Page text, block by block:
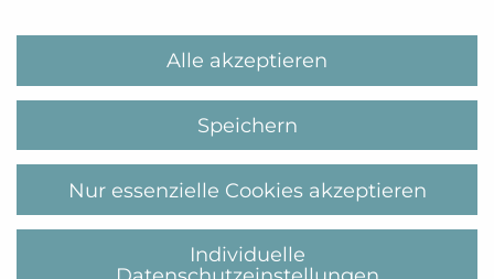
Über uns
MyiLands ist Ihre Website rund um Sylt und
Nachrichten, Lifestyleempfehlungen,
Genusshighlights und Insidertipps direkt von
Ihren Lieblingsinseln.
Alle akzeptieren
Speichern
Nur essenzielle Cookies akzeptieren
Individuelle